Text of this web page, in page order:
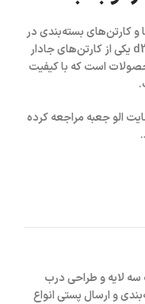
و کارتن‌های بسته‌بندی در
یکی از کارتن‌های جادار
است که با کیفیت
الو جعبه مراجعه کرده
لایهو طراحیدرب
و ارسال پستی انواع